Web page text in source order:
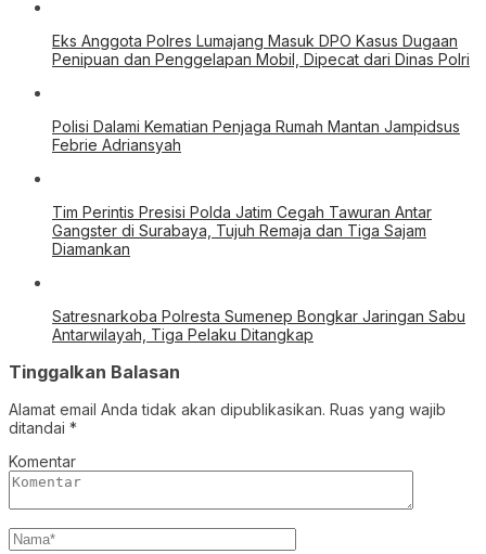
Eks Anggota Polres Lumajang Masuk DPO Kasus Dugaan
Penipuan dan Penggelapan Mobil, Dipecat dari Dinas Polri
Polisi Dalami Kematian Penjaga Rumah Mantan Jampidsus
Febrie Adriansyah
Tim Perintis Presisi Polda Jatim Cegah Tawuran Antar
Gangster di Surabaya, Tujuh Remaja dan Tiga Sajam
Diamankan
Satresnarkoba Polresta Sumenep Bongkar Jaringan Sabu
Antarwilayah, Tiga Pelaku Ditangkap
Tinggalkan Balasan
Alamat email Anda tidak akan dipublikasikan. Ruas yang wajib
ditandai *
Komentar